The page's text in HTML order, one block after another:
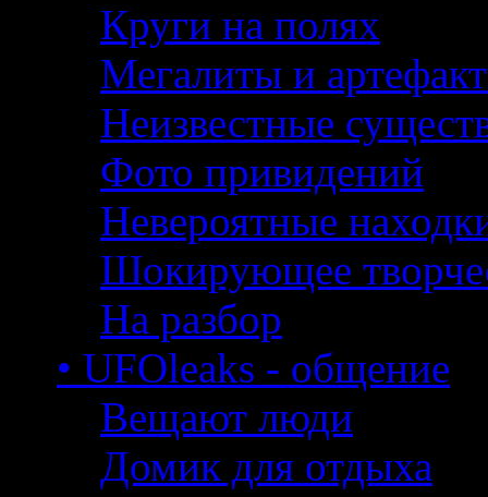
Круги на полях
Мегалиты и
Неизвестные
Фото привидений
Невероятные
Шокирующее
На разбор
• UFOleaks - общение
Вещают люди
Домик для отдыха